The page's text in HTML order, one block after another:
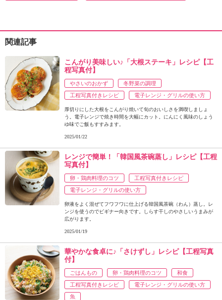
関連記事
こんがり美味しい♪「大根ステーキ」レシピ【工
程写真付】
やさいのおかず
冬野菜の調理
工程写真付きレシピ
電子レンジ・グリルの使い方
厚切りにした大根をこんがり焼いて旬のおいしさを満喫しましょ
う。電子レンジで焼き時間を大幅にカット。にんにく風味のしょう
ゆ味でご飯もすすみます。
2025/01/22
レンジで簡単！「韓国風茶碗蒸し」レシピ【工程
写真付】
卵・鶏肉料理のコツ
工程写真付きレシピ
電子レンジ・グリルの使い方
卵液をよく混ぜてフワフワに仕上げる韓国風茶碗（わん）蒸し。レ
ンジを使うのでビギナー向きです。しらす干しのやさしいうまみが
広がります。
2025/01/19
華やかな食卓に♪「さけずし」レシピ【工程写真
付】
ごはんもの 卵・鶏肉料理のコツ
和食
工程写真付きレシピ
電子レンジ・グリルの使い方
魚